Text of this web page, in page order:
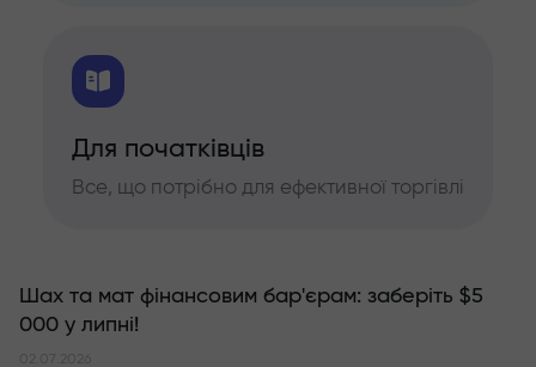
Для початківців
Все, що потрібно для ефективної торгівлі
Шах та мат фінансовим бар'єрам: заберіть $5
000 у липні!
02.07.2026